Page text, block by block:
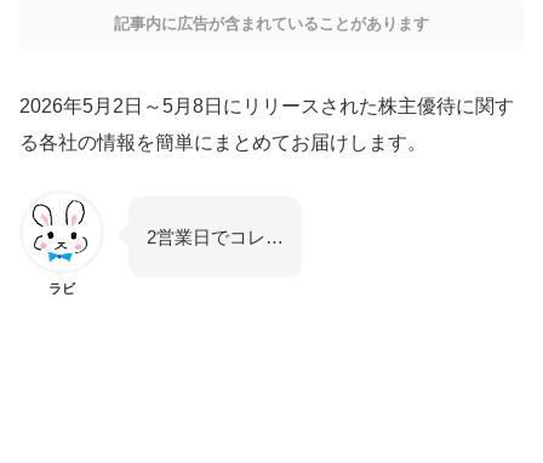
記事内に広告が含まれていることがあります
2026年5月2日～5月8日にリリースされた株主優待に関す
る各社の情報を簡単にまとめてお届けします。
ラビ
2営業日でコレ…